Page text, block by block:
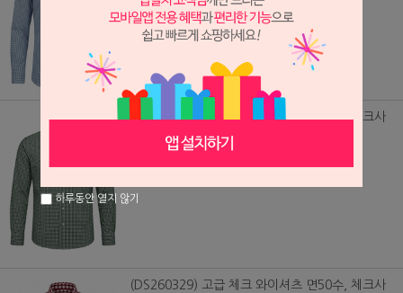
(DS260366) 고급 체크 와이셔츠 면50수, 체크사
64,000원
(DS260329) 고급 체크 와이셔츠 면50수, 체크사
하루동안 열지 않기